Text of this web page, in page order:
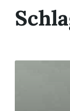
Mehr